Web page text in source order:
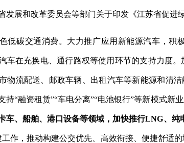
发展和改革委员会等部门关于印发《江苏省促进
低碳交通消费。大力推广应用新能源汽车，积
车在充换电、通行路权等使用环节的支持力度
物流配送、邮政车辆、出租汽车等新能源和清
持“融资租赁”“车电分离”“电池银行”等新模式新业
车、船舶、港口设备等领域，加快推行LNG、纯
作，推动构建公交优先、高效衔接、便捷舒适